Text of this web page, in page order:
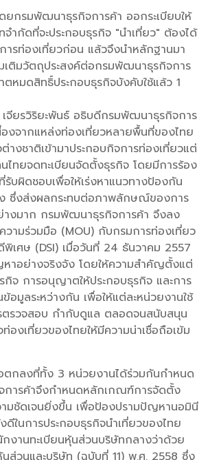
ยกรมพัฒนาธุรกิจการค้า ออกระเบียบให้
จำกัดที่จะประกอบธุรกิจ "นำเที่ยว" ต้องได้
รท่องเที่ยวก่อน แล้วจึงนำหลักฐานมา
เติมวัตถุประสงค์ต่อกรมพัฒนาธุรกิจการ
หมดสิทธิ์ประกอบธุรกิจบังคับใช้แล้ว 1
จียรวิริยะพันธ์ อธิบดีกรมพัฒนาธุรกิจการ
องจากแหล่งท่องเที่ยวหลายพื้นที่ของไทย
างชาติเข้ามาประกอบกิจการท่องเที่ยวแต่
ไทยจดทะเบียนจัดตั้งธุรกิจ โดยมีการร้อง
บผิดชอบเพื่อให้เร่งหาแนวทางป้องกัน
ซึ่งส่งผลกระทบต่อภาพลักษณ์ของการ
างมาก กรมพัฒนาธุรกิจการค้า จึงลง
ามร่วมมือ (MOU) กับกรมการท่องเที่ยว
เศษ (DSI) เมื่อวันที่ 24 ธันวาคม 2557
าอย่างจริงจัง โดยให้ความสำคัญตั้งแต่
กิจ การอนุญาตให้ประกอบธุรกิจ และการ
อมูลระหว่างกัน เพื่อให้แต่ละหน่วยงานใช้
ตรวจสอบ กำกับดูแล ตลอดจนสนับสนุน
องเที่ยวของไทยให้มีความน่าเชื่อถือเข้ม
อตกลงที่ทั้ง 3 หน่วยงานได้ร่วมกันกำหนด
ารค้าจึงกำหนดหลักเกณฑ์การจัดตั้ง
ามชัดเจนยิ่งขึ้น เพื่อป้องปรามปัญหานอมินี
ในการประกอบธุรกิจนำเที่ยวของไทย
กงานทะเบียนหุ้นส่วนบริษัทกลางว่าด้วย
นส่วนและบริษัท (ฉบับที่ 11) พ.ศ. 2558 ซึ่ง